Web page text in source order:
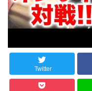
Twitter